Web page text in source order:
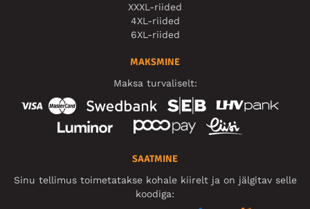
XXXL-riided
4XL-riided
6XL-riided
MAKSMINE
Maksa turvaliselt:
SAATMINE
Sinu tellimus toimetatakse kohale kiirelt ja on jälgitav selle
koodiga: